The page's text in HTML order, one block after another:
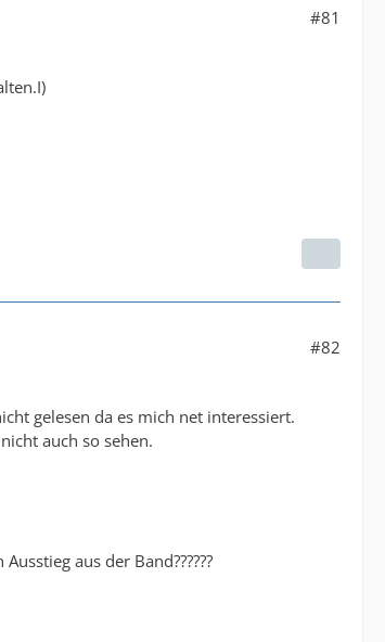
#81
#82
gelesen da es mich net interessiert.
auch so sehen.
aus der Band??????